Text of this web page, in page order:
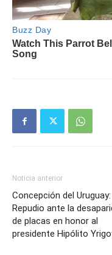
Noticia anterior
Concepción del Uruguay:
Repudio ante la
de placas en honor al
presidente Hipólito